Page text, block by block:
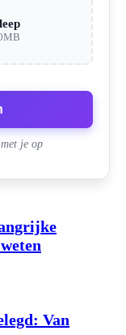
je op
Van